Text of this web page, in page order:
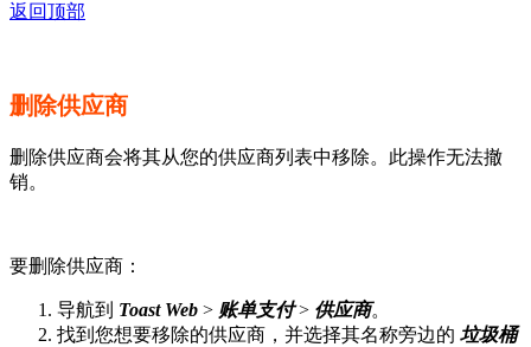
返回顶部
删除供应商
删除供应商会将其从您的供应商列表中移除。此操作无法撤
销。
要删除供应商：
导航到 Toast Web > 账单支付> 供应商。
找到您想要移除的供应商，并选择其名称旁边的 垃圾桶